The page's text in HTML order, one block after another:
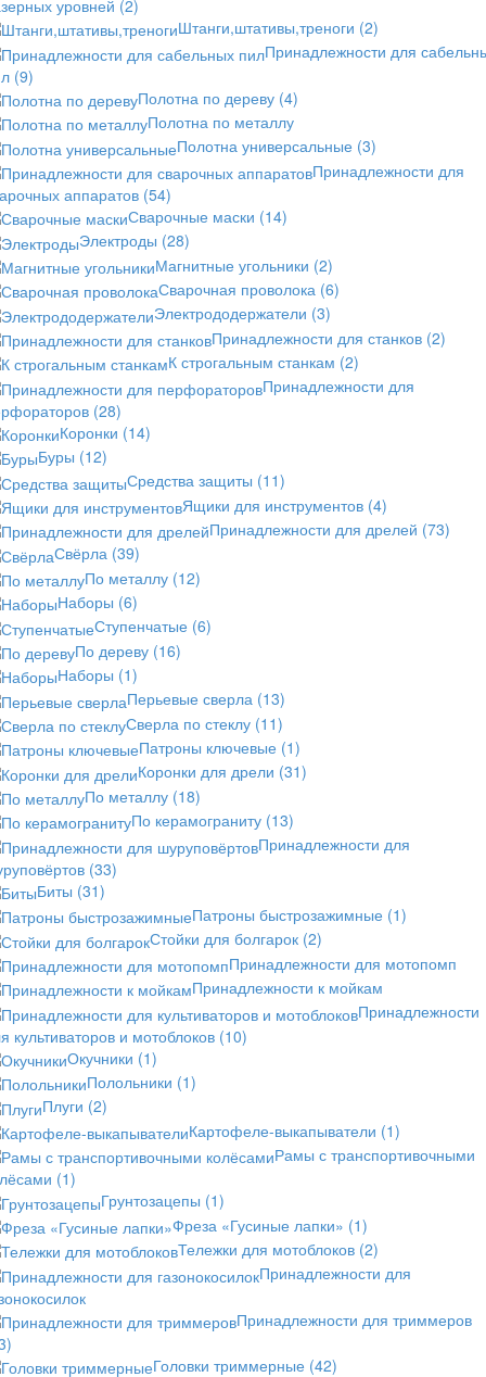
уровней (2)
Штанги,штативы,треноги (2)
Принадлежности для
(9)
Полотна по дереву (4)
Полотна по металлу
Полотна универсальные (3)
Принадлежности для
аппаратов (54)
Сварочные маски (14)
Электроды (28)
Магнитные угольники (2)
Сварочная проволока (6)
Электрододержатели (3)
Принадлежности для станков (2)
К строгальным станкам (2)
Принадлежности для
(28)
Коронки (14)
Буры (12)
Средства защиты (11)
Ящики для инструментов (4)
Принадлежности для дрелей (73)
Свёрла (39)
По металлу (12)
Наборы (6)
Ступенчатые (6)
По дереву (16)
Наборы (1)
Перьевые сверла (13)
Сверла по стеклу (11)
Патроны ключевые (1)
Коронки для дрели (31)
По металлу (18)
По керамограниту (13)
Принадлежности для
(33)
Биты (31)
Патроны быстрозажимные (1)
Стойки для болгарок (2)
Принадлежности для мотопомп
Принадлежности к мойкам
Принадлежности
культиваторов и мотоблоков (10)
Окучники (1)
Полольники (1)
Плуги (2)
Картофеле-выкапыватели (1)
Рамы с транспортивочными
(1)
Грунтозацепы (1)
Фреза «Гусиные лапки» (1)
Тележки для мотоблоков (2)
Принадлежности для
Принадлежности для триммеров
Головки триммерные (42)